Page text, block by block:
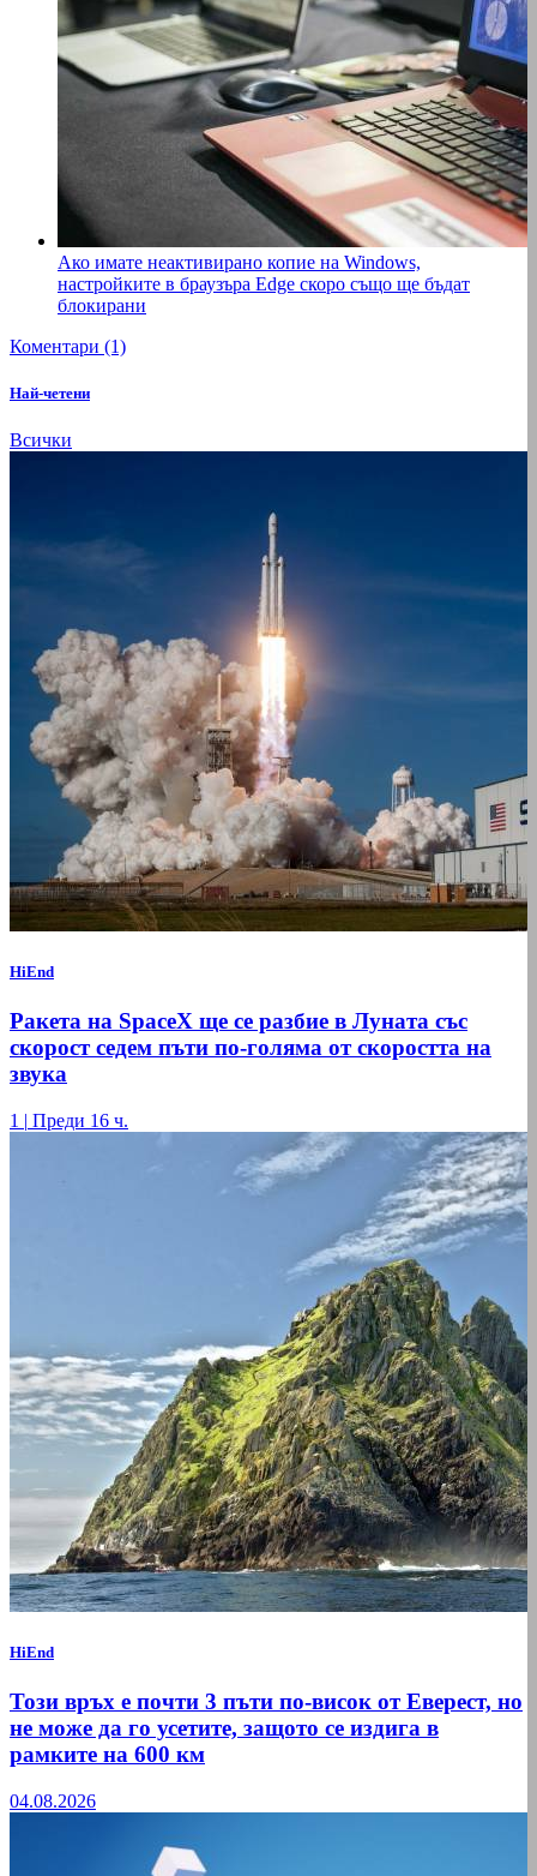
Ако имате неактивирано копие на Windows,
настройките в браузъра Edge скоро също ще бъдат
блокирани
Коментари (1)
Най-четени
Всички
HiEnd
Ракета на SpaceX ще се разбие в Луната със
скорост седем пъти по-голяма от скоростта на
звука
1 | Преди 16 ч.
HiEnd
Този връх е почти 3 пъти по-висок от Еверест, но
не може да го усетите, защото се издига в
рамките на 600 км
04.08.2026